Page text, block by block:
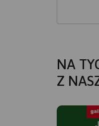
NA
Z